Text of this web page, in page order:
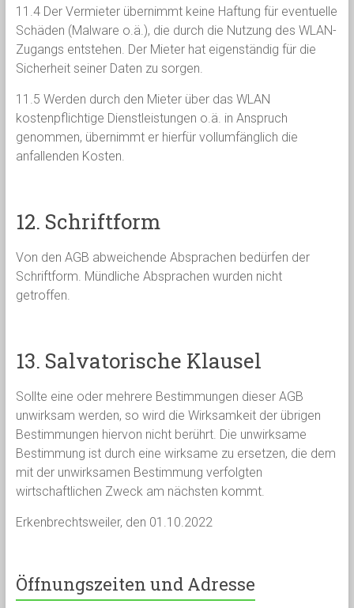
11.4 Der Vermieter übernimmt keine Haftung für eventuelle
Schäden (Malware o.ä.), die durch die Nutzung des WLAN-
Zugangs entstehen. Der Mieter hat eigenständig für die
Sicherheit seiner Daten zu sorgen.
11.5 Werden durch den Mieter über das WLAN
kostenpflichtige Dienstleistungen o.ä. in Anspruch
genommen, übernimmt er hierfür vollumfänglich die
anfallenden Kosten.
12. Schriftform
Von den AGB abweichende Absprachen bedürfen der
Schriftform. Mündliche Absprachen wurden nicht
getroffen.
13. Salvatorische Klausel
Sollte eine oder mehrere Bestimmungen dieser AGB
unwirksam werden, so wird die Wirksamkeit der übrigen
Bestimmungen hiervon nicht berührt. Die unwirksame
Bestimmung ist durch eine wirksame zu ersetzen, die dem
mit der unwirksamen Bestimmung verfolgten
wirtschaftlichen Zweck am nächsten kommt.
Erkenbrechtsweiler, den 01.10.2022
Öffnungszeiten und Adresse